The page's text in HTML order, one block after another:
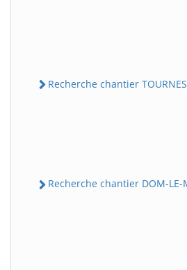
Recherche chantier TOURNES
Recherche chantier DOM-LE-